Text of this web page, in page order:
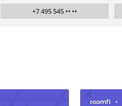
+7 495 545 •• ••
•